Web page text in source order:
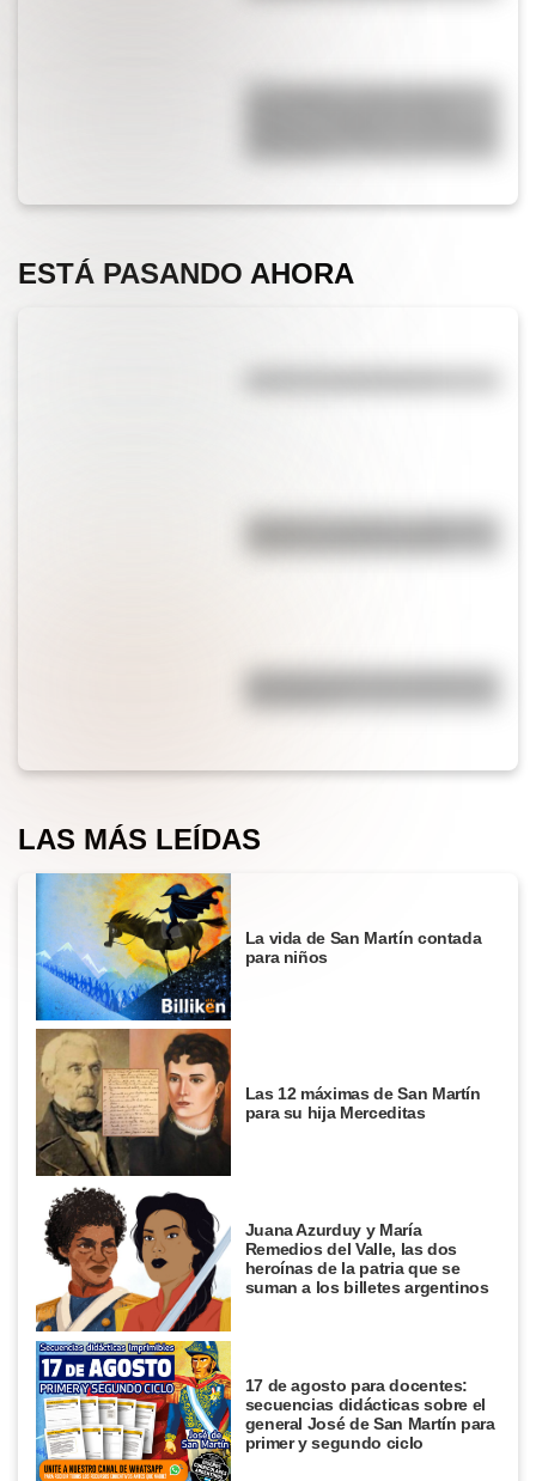
17 de agosto: cómo hacer el
reciclables
ESTÁ PASANDO AHORA
"Quizás" o "quizá": ¿cuál es la
¿Por qué cortar una cebolla nos
LAS MÁS LEÍDAS
La vida de San Martín contada
para niños
Las 12 máximas de San Martín
para su hija Merceditas
Juana Azurduy y María
Remedios del Valle, las dos
heroínas de la patria que se
suman a los billetes argentinos
17 de agosto para docentes:
secuencias didácticas sobre el
general José de San Martín para
primer y segundo ciclo